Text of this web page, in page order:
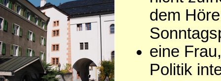
dem
eine
Politik